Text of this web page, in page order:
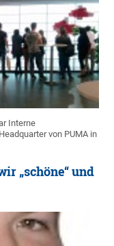
Interne
von PUMA in
„schöne“ und